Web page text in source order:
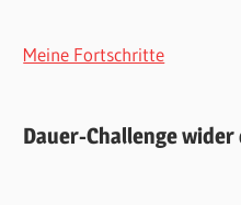
Meine Fortschritte
Dauer-Challenge wider